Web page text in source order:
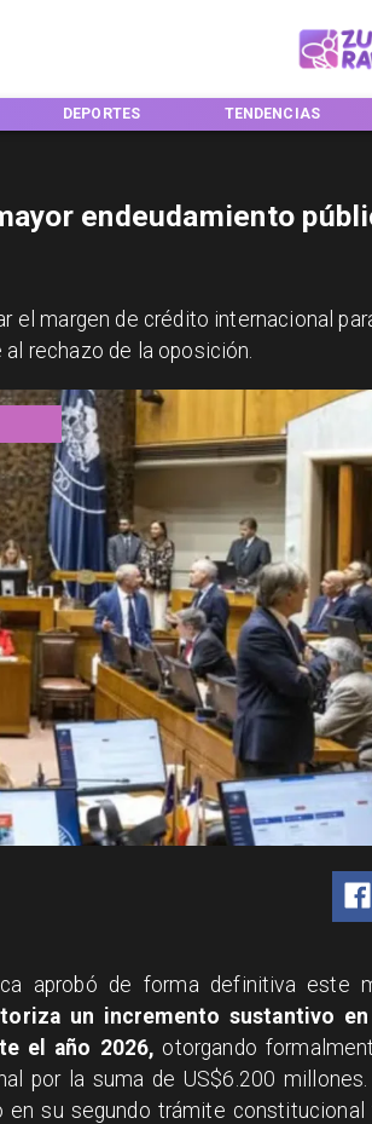
TENDENCIAS INICIO
endeudamiento
el margen de crédito internacional
rechazo de la oposición.
aprobó de forma definitiva este
un incremento sustantivo en
el año 2026, otorgando
por la suma de US$6.200
en su segundo trámite